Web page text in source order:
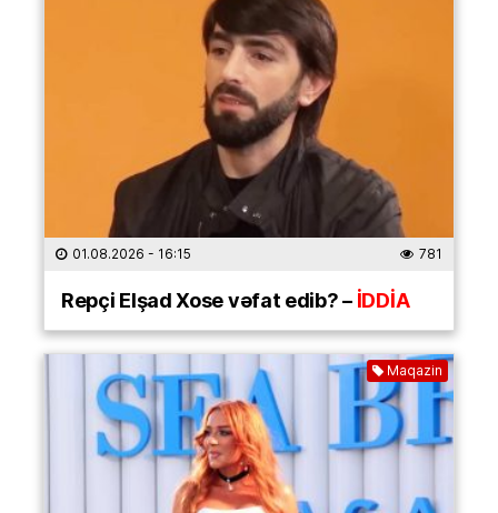
01.08.2026 - 16:15 781
Repçi Elşad Xose vəfat edib? –İDDİA
Maqazin